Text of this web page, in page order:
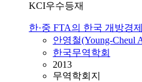
KCI우수등재
한·중 FTA의 한국 개방경
안영철(Young-Cheul
한국무역학회
2013
무역학회지